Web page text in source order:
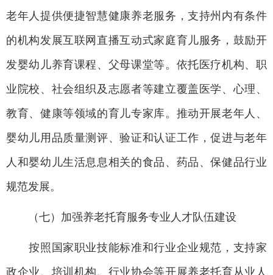
老年人提供便捷智慧健康养老服务，支持州内有条件
的机构发展互联网直播互动式家庭育儿服务，鼓励开
发婴幼儿养育课程、父母课堂等。依托医疗机构、职
业院校、社会组织及志愿者等建立覆盖医学、心理、
教育、健康等领域的育儿专家库。推动开展老年人、
婴幼儿用品质量测评、验证和认证工作，促进与老年
人和婴幼儿生活息息相关的食品、药品、保健品行业
规范发展。
（七）加强养老托育服务专业人才队伍建设
按照国家职业技能标准和行业企业规范，支持家
政企业、培训机构、行业协会等开展养老托育从业人